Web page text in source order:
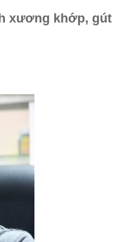
xương khớp, gút